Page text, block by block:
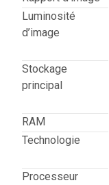
Luminosité
d’image
Stockage
principal
RAM
Technologie
Processeur